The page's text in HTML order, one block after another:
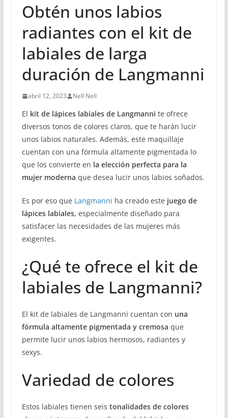
Obtén unos labios
radiantes con el kit de
labiales de larga
duración de Langmanni
abril 12, 2023 Nell Nell
El kit de lápices labiales de Langmanni te ofrece
diversos tonos de colores claros, que te harán lucir
unos labios naturales. Además, este maquillaje
cuentan con una fórmula altamente pigmentada lo
que los convierte en la elección perfecta para la
mujer moderna que desea lucir unos labios soñados.
Es por eso que Langmanni ha creado este juego de
lápices labiales, especialmente diseñado para
satisfacer las necesidades de las mujeres más
exigentes.
¿Qué te ofrece el kit de
labiales de Langmanni?
El kit de labiales de Langmanni cuentan con una
fórmula altamente pigmentada y cremosa que
permite lucir unos labios hermosos, radiantes y
sexys.
Variedad de colores
Estos labiales tienen seis tonalidades de colores